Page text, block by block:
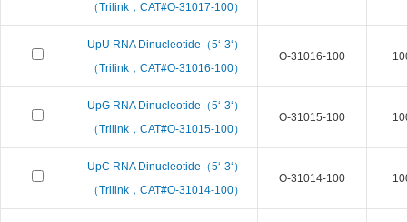
（Trilink，CAT#O-31017-100）
UpU RNA Dinucleotide（5‘-3‘）
（Trilink，CAT#O-31016-100）
O-31016-100
UpG RNA Dinucleotide（5‘-3‘）
（Trilink，CAT#O-31015-100）
O-31015-100
UpC RNA Dinucleotide（5‘-3‘）
（Trilink，CAT#O-31014-100）
O-31014-100